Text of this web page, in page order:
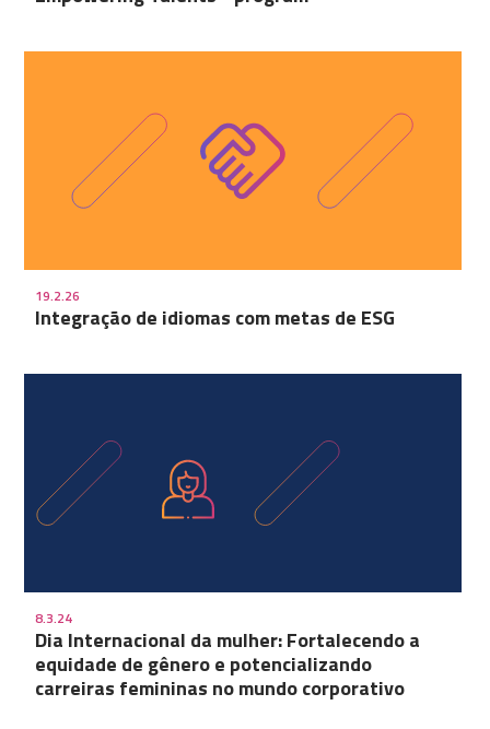
19.2.26
Integração de idiomas com metas de ESG
8.3.24
Dia Internacional da mulher: Fortalecendo a
equidade de gênero e potencializando
carreiras femininas no mundo corporativo